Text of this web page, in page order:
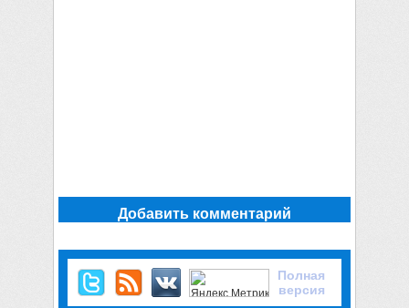
Добавить комментарий
Полная
версия